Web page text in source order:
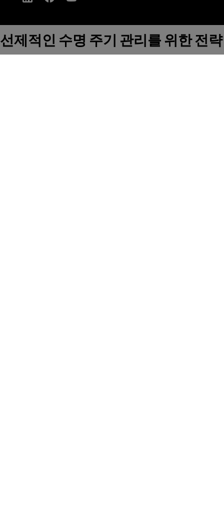
선제적인 수명 주기 관리를 위한 전략